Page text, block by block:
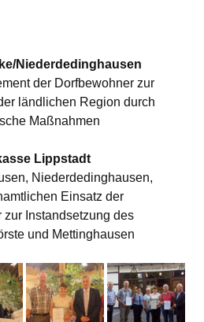
Niederdedinghausen
der Dorfbewohner zur
ländlichen Region durch
Maßnahmen
Lippstadt
Niederdedinghausen,
Einsatz der
Instandsetzung des
und Mettinghausen